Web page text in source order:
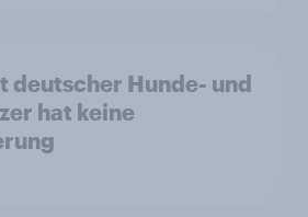
deutscher Hunde- und
hat keine